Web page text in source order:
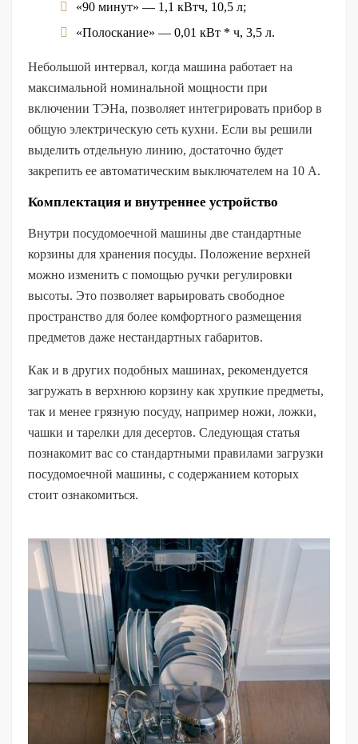
«90 минут» — 1,1 кВтч, 10,5 л;
«Полоскание» — 0,01 кВт * ч, 3,5 л.
Небольшой интервал, когда машина работает на
максимальной номинальной мощности при
включении ТЭНа, позволяет интегрировать прибор в
общую электрическую сеть кухни. Если вы решили
выделить отдельную линию, достаточно будет
закрепить ее автоматическим выключателем на 10 А.
Комплектация и внутреннее устройство
Внутри посудомоечной машины две стандартные
корзины для хранения посуды. Положение верхней
можно изменить с помощью ручки регулировки
высоты. Это позволяет варьировать свободное
пространство для более комфортного размещения
предметов даже нестандартных габаритов.
Как и в других подобных машинах, рекомендуется
загружать в верхнюю корзину как хрупкие предметы,
так и менее грязную посуду, например ножи, ложки,
чашки и тарелки для десертов. Следующая статья
познакомит вас со стандартными правилами загрузки
посудомоечной машины, с содержанием которых
стоит ознакомиться.